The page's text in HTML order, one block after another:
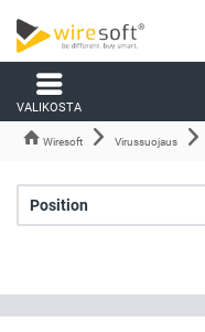
VALIKOSTA
Wiresoft Virussuojaus